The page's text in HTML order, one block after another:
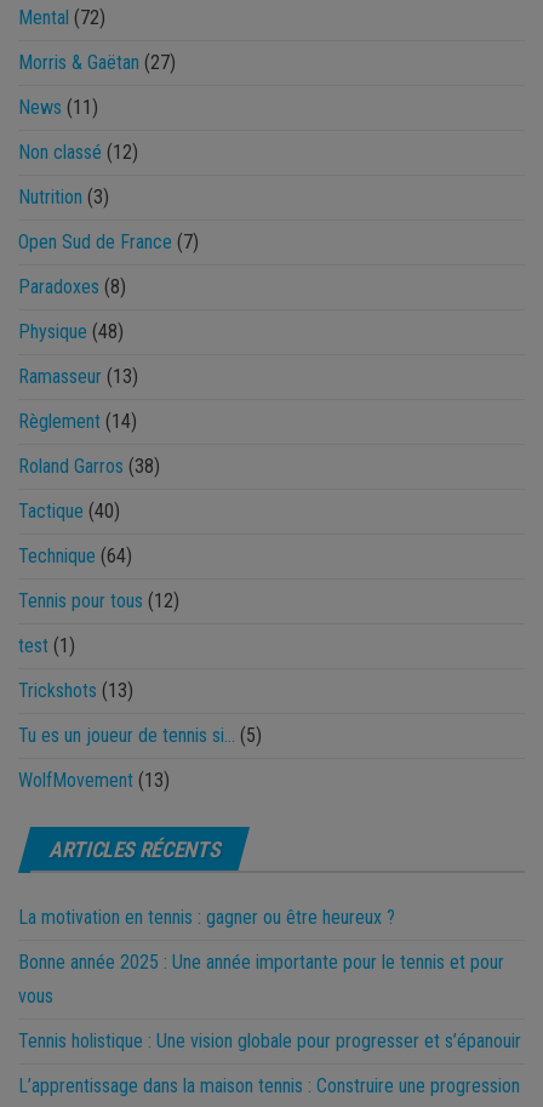
Mental (72)
Morris & Gaëtan (27)
News (11)
Non classé (12)
Nutrition (3)
Open Sud de France (7)
Paradoxes (8)
Physique (48)
Ramasseur (13)
Règlement (14)
Roland Garros (38)
Tactique (40)
Technique (64)
Tennis pour tous (12)
test (1)
Trickshots (13)
Tu es un joueur de tennis si… (5)
WolfMovement (13)
ARTICLES RÉCENTS
La motivation en tennis : gagner ou être heureux ?
Bonne année 2025 : Une année importante pour le tennis et pour
vous
Tennis holistique : Une vision globale pour progresser et s’épanouir
L’apprentissage dans la maison tennis : Construire une progression